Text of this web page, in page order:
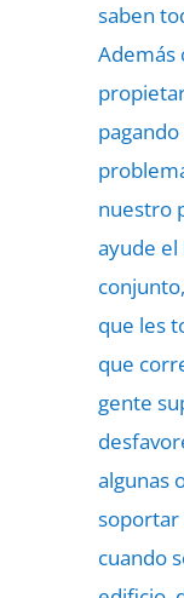
saben
Además
nuestro
ayude el
que les
que
gente
algunas
soportar
cuando